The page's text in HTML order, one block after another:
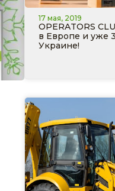
17 мая, 2019
OPERATORS
в Европе и уже
Украине!